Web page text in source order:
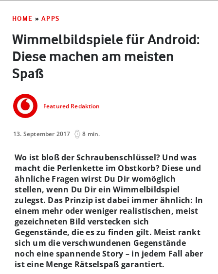
HOME » APPS
Wimmelbildspiele für Android:
Diese machen am meisten
Spaß
Featured Redaktion
13. September 2017 8 min.
Wo ist bloß der Schraubenschlüssel? Und was
macht die Perlenkette im Obstkorb? Diese und
ähnliche Fragen wirst Du Dir womöglich
stellen, wenn Du Dir ein Wimmelbildspiel
zulegst. Das Prinzip ist dabei immer ähnlich: In
einem mehr oder weniger realistischen, meist
gezeichneten Bild verstecken sich
Gegenstände, die es zu finden gilt. Meist rankt
sich um die verschwundenen Gegenstände
noch eine spannende Story – in jedem Fall aber
ist eine Menge Rätselspaß garantiert.